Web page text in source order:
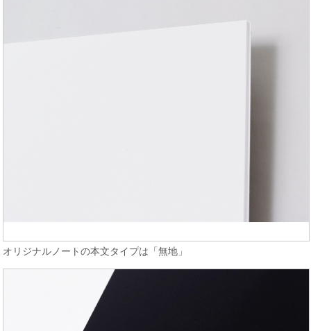
オリジナルノートの本文タイプは「無地」